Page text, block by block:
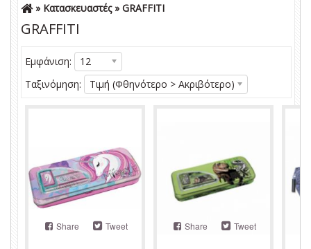
Είσοδος
» Κατασκευαστές» GRAFFITI
GRAFFITI
Εμφάνιση:
12
Ταξινόμηση:
Τιμή (Φθηνότερο > Ακριβότερο)
Share Tweet Share Tweet